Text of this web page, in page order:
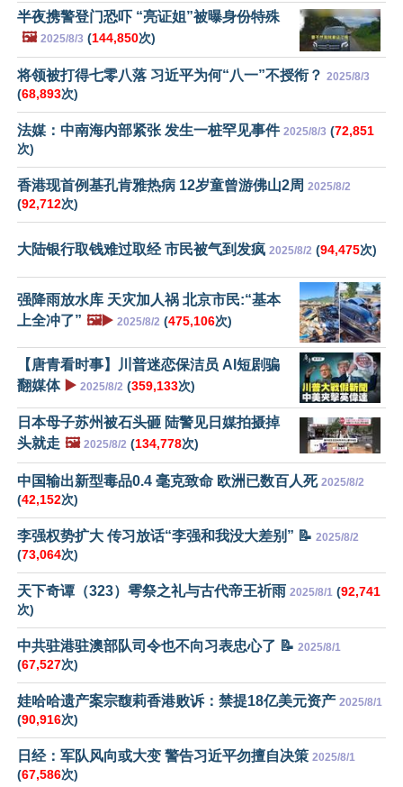
半夜携警登门恐吓 “亮证姐”被曝身份特殊
🖼️ 2025/8/3 (144,850次)
将领被打得七零八落 习近平为何“八一”不授衔？ 2025/8/3
(68,893次)
法媒：中南海内部紧张 发生一桩罕见事件 2025/8/3 (72,851
次)
香港现首例基孔肯雅热病 12岁童曾游佛山2周 2025/8/2
(92,712次)
大陆银行取钱难过取经 市民被气到发疯 2025/8/2 (94,475次)
强降雨放水库 天灾加人祸 北京市民:“基本
上全冲了” 🖼️▶️ 2025/8/2 (475,106次)
【唐青看时事】川普迷恋保洁员 AI短剧骗
翻媒体 ▶️ 2025/8/2 (359,133次)
日本母子苏州被石头砸 陆警见日媒拍摄掉
头就走 🖼️ 2025/8/2 (134,778次)
中国输出新型毒品0.4 毫克致命 欧洲已数百人死 2025/8/2
(42,152次)
李强权势扩大 传习放话“李强和我没大差别” 📝 2025/8/2
(73,064次)
天下奇谭（323）雩祭之礼与古代帝王祈雨 2025/8/1 (92,741
次)
中共驻港驻澳部队司令也不向习表忠心了 📝 2025/8/1
(67,527次)
娃哈哈遗产案宗馥莉香港败诉：禁提18亿美元资产 2025/8/1
(90,916次)
日经：军队风向或大变 警告习近平勿擅自决策 2025/8/1
(67,586次)